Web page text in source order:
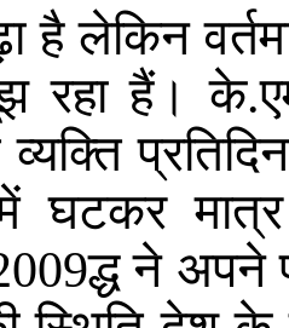
है लेकिन
रहा हैं। के.
व्यक्ति प्रतिदिन
घटकर मात्र
द्ध ने अपने